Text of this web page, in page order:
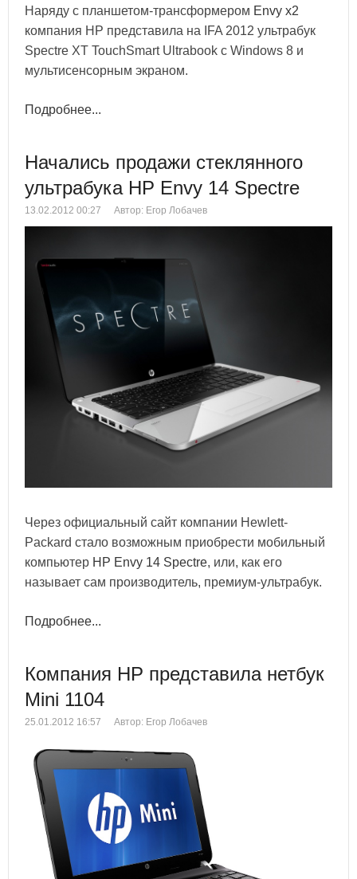
Наряду с планшетом-трансформером Envy x2
компания HP представила на IFA 2012 ультрабук
Spectre XT TouchSmart Ultrabook с Windows 8 и
мультисенсорным экраном.
Подробнее...
Начались продажи стеклянного
ультрабука HP Envy 14 Spectre
13.02.2012 00:27 Автор: Егор Лобачев
Через официальный сайт компании Hewlett-
Packard стало возможным приобрести мобильный
компьютер HP Envy 14 Spectre, или, как его
называет сам производитель, премиум-ультрабук.
Подробнее...
Компания HP представила нетбук
Mini 1104
25.01.2012 16:57 Автор: Егор Лобачев